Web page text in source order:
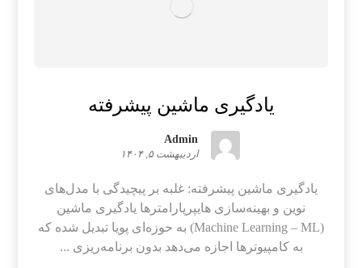
یادگیری ماشین پیشرفته
Admin
اردیبهشت ۵, ۱۴۰۴
یادگیری ماشین پیشرفته: غلبه بر پیچیدگی با مدل‌های
نوین و بهینه‌سازی هایپرپارامترها یادگیری ماشین
(Machine Learning – ML) به حوزه‌ای پویا تبدیل شده که
به کامپیوترها اجازه می‌دهد بدون برنامه‌ریزی ...